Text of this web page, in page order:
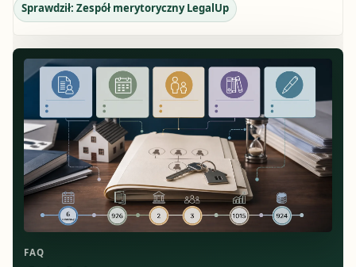
Sprawdził: Zespół merytoryczny LegalUp
FAQ